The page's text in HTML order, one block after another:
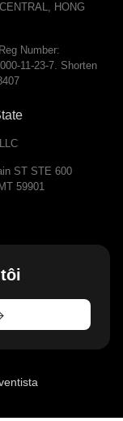
HONG
Number:
11-23-7. Shorten
ST STE 600
59901